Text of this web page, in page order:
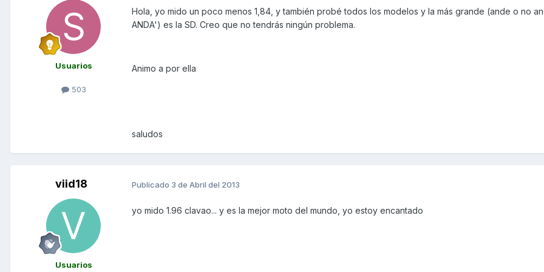
Usuarios
503
Hola, yo mido un poco menos 1,84, y también probé todos los modelos y la más grande (ande o no
ANDA') es la SD. Creo que no tendrás ningún problema.
Animo a por ella
saludos
viid18
Usuarios
Publicado 3 de Abril del 2013
yo mido 1.96 clavao... y es la mejor moto del mundo, yo estoy encantado